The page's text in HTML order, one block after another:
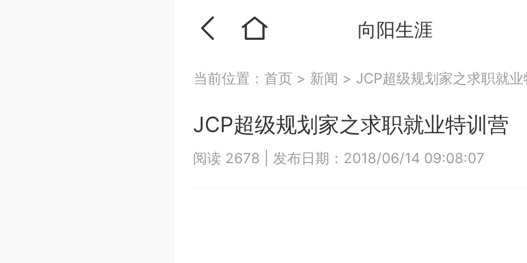
向阳生涯
当前位置： 首页 > 新闻 > JCP超级规划家之求职就
JCP超级规划家之求职就业特训营
阅读 2678 发布日期：2018/06/14 09:08:07